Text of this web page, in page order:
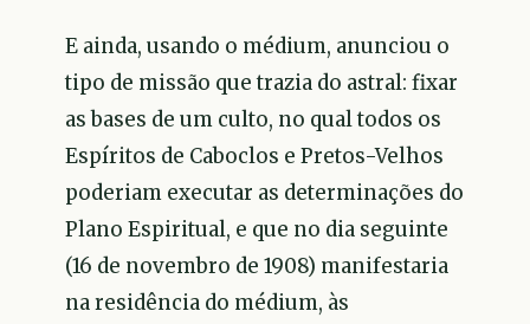
E ainda, usando o médium, anunciou o
tipo de missão que trazia do astral: fixar
as bases de um culto, no qual todos os
Espíritos de Caboclos e Pretos-Velhos
poderiam executar as determinações do
Plano Espiritual, e que no dia seguinte
(16 de novembro de 1908) manifestaria
na residência do médium, às